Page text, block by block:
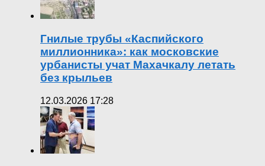
Гнилые трубы «Каспийского
миллионника»: как московские
урбанисты учат Махачкалу летать
без крыльев
12.03.2026 17:28